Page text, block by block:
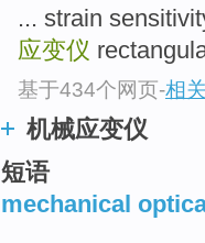
... strain
应变仪
基于434个网页-相
机械应变仪
短语
mechanical